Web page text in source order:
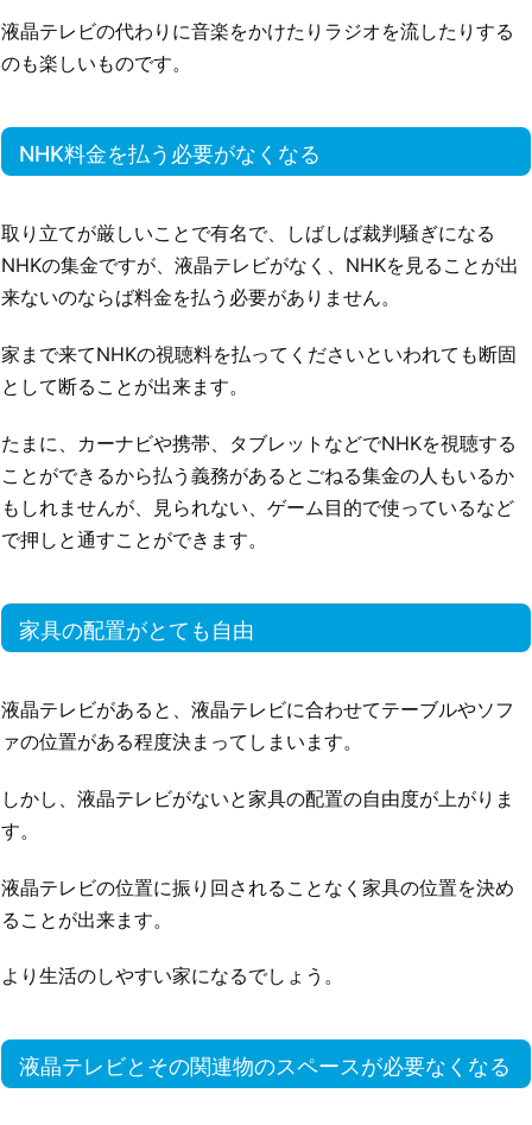
液晶テレビの代わりに音楽をかけたりラジオを流したりする
のも楽しいものです。
NHK料金を払う必要がなくなる
取り立てが厳しいことで有名で、しばしば裁判騒ぎになる
NHKの集金ですが、液晶テレビがなく、NHKを見ることが出
来ないのならば料金を払う必要がありません。
家まで来てNHKの視聴料を払ってくださいといわれても断固
として断ることが出来ます。
たまに、カーナビや携帯、タブレットなどでNHKを視聴する
ことができるから払う義務があるとごねる集金の人もいるか
もしれませんが、見られない、ゲーム目的で使っているなど
で押しと通すことができます。
家具の配置がとても自由
液晶テレビがあると、液晶テレビに合わせてテーブルやソフ
ァの位置がある程度決まってしまいます。
しかし、液晶テレビがないと家具の配置の自由度が上がりま
す。
液晶テレビの位置に振り回されることなく家具の位置を決め
ることが出来ます。
より生活のしやすい家になるでしょう。
液晶テレビとその関連物のスペースが必要なくなる